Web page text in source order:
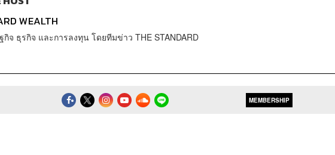
WEALTH
กิจ ธุรกิจ และการลงทุน โดยทีมข่าว THE STANDARD
MEMBERSHIP